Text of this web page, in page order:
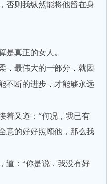
否则我纵然能将他留在身
真正的女人。
最伟大的一部分，就因
不断的进步，才能够永远
又道：“何况，我已有
意的好好照顾他，那么我
：“你是说，我没有好